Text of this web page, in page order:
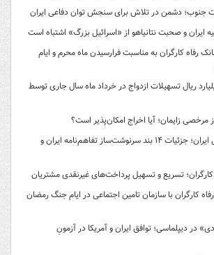
جنوب؛ دشمن در تلاش برای سنجش توان دفاعی ایران
ایران و صحبت نتانیاهو از «اسرائیل بزرگ» اشتباه است
رفاه کارگران به مناسبت فرارسیدن ماه محرم و ایام
حدود ۱۱,۰۰۰ میلیارد ریال تسهیلات ازدواج در خرداد ماه سال جاری توسط
مرخصی زایمان؛ آیا اخراج امکان‌پذیر است؟
فصل نوین در دیپلماسی ایران؛ جزئیات ۱۴ بند سرنوشت‌ساز تفاهم‌نامه ایران و
تسریع و تسهیل پرداخت‌های غیرنقدی مشتریان
کارگران با سازمان تامین اجتماعی در ایام جنگ رمضان
در دیپلماسی؛ توافق ایران و آمریکا در آزمونِ